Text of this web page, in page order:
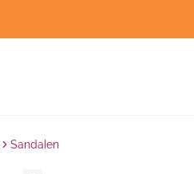
Sandalen